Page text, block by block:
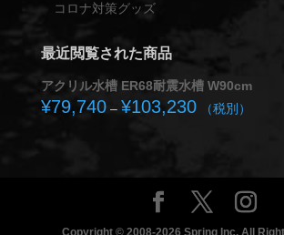
コロナ対策グッズ
最近閲覧された商品
アクリル水槽 ER68耐震水槽 W90cm
¥79,740 – ¥103,230価
–
¥103,230
（税別）
Copyright © 2008-2026 Spring Inc. All